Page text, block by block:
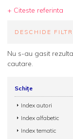
+ Citeste referinta
DESCHIDE
Nu s-au gasit
cautare.
Schițe
Index autori
Index alfabetic
Index tematic